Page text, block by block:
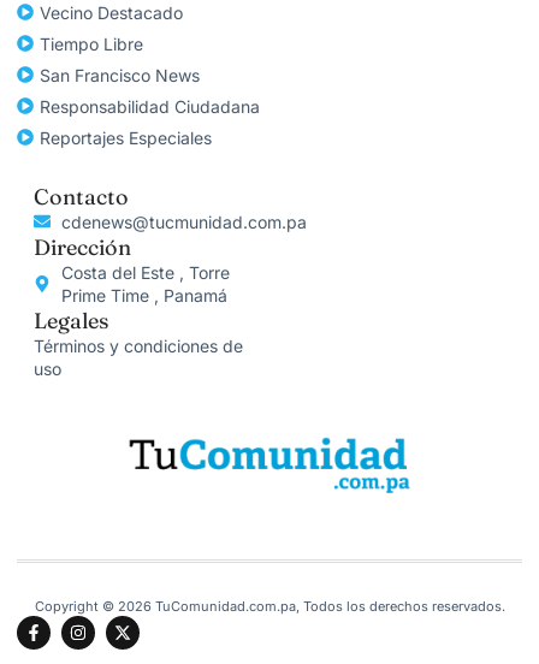
Vecino Destacado
Tiempo Libre
San Francisco News
Responsabilidad Ciudadana
Reportajes Especiales
Contacto
cdenews@tucmunidad.com.pa
Dirección
Costa del Este , Torre
Prime Time , Panamá
Legales
Términos y condiciones de
uso
Copyright © 2026 TuComunidad.com.pa, Todos los derechos reservados.